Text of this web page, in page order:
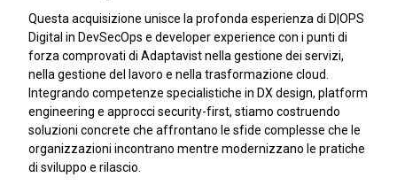
Questa acquisizione unisce la profonda esperienza di D|OPS
Digital in DevSecOps e developer experience con i punti di
forza comprovati di Adaptavist nella gestione dei servizi,
nella gestione del lavoro e nella trasformazione cloud.
Integrando competenze specialistiche in DX design, platform
engineering e approcci security-first, stiamo costruendo
soluzioni concrete che affrontano le sfide complesse che le
organizzazioni incontrano mentre modernizzano le pratiche
di sviluppo e rilascio.